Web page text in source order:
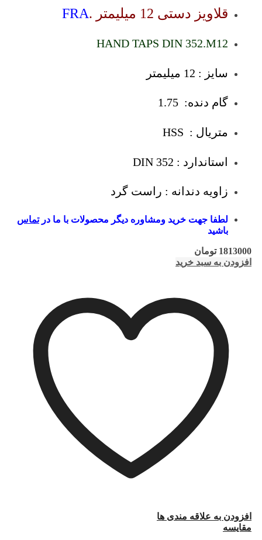
قلاویز دستی 12 میلیمتر . FRA
HAND TAPS DIN 352.M12
سایز : 12 میلیمتر
گام دنده: 1.75
متریال : HSS
استاندارد : DIN 352
زاویه دندانه : راست گرد
لطفا جهت خرید ومشاوره دیگر محصولات با ما درتماس
باشید
1813000 تومان
افزودن به سبد خرید
افزودن به علاقه مندی ها
مقایسه